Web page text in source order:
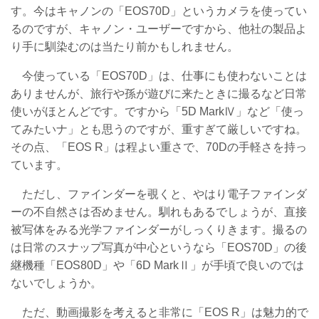
す。今はキャノンの「EOS70D」というカメラを使ってい
るのですが、キャノン・ユーザーですから、他社の製品よ
り手に馴染むのは当たり前かもしれません。
今使っている「EOS70D」は、仕事にも使わないことは
ありませんが、旅行や孫が遊びに来たときに撮るなど日常
使いがほとんどです。ですから「5D MarkⅣ」など「使っ
てみたいナ」とも思うのですが、重すぎて厳しいですね。
その点、「EOS R」は程よい重さで、70Dの手軽さを持っ
ています。
ただし、ファインダーを覗くと、やはり電子ファインダ
ーの不自然さは否めません。馴れもあるでしょうが、直接
被写体をみる光学ファインダーがしっくりきます。撮るの
は日常のスナップ写真が中心というなら「EOS70D」の後
継機種「EOS80D」や「6D MarkⅡ」が手頃で良いのでは
ないでしょうか。
ただ、動画撮影を考えると非常に「EOS R」は魅力的で